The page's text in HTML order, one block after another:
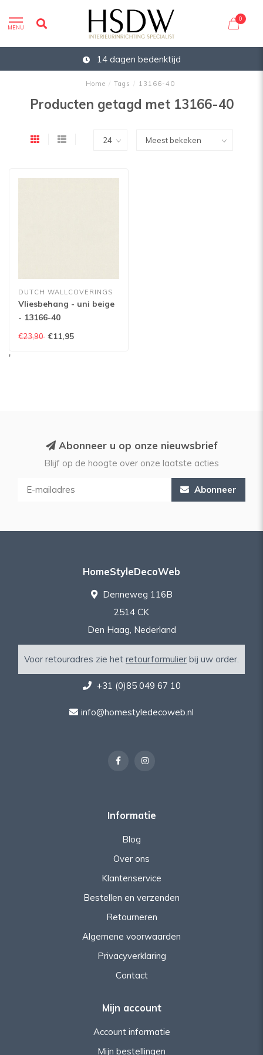
MENU
0
14 dagen bedenktijd
Home / Tags / 13166-40
Producten getagd met 13166-40
DUTCH WALLCOVERINGS
Vliesbehang - uni beige
- 13166-40
€23,90 €11,95
'
Abonneer u op onze nieuwsbrief
Blijf op de hoogte over onze laatste acties
Abonneer
HomeStyleDecoWeb
Denneweg 116B
2514 CK
Den Haag, Nederland
Voor retouradres zie het retourformulier bij uw order.
+31 (0)85 049 67 10
info@homestyledecoweb.nl
Informatie
Blog
Over ons
Klantenservice
Bestellen en verzenden
Retourneren
Algemene voorwaarden
Privacyverklaring
Contact
Mijn account
Account informatie
Mijn bestellingen